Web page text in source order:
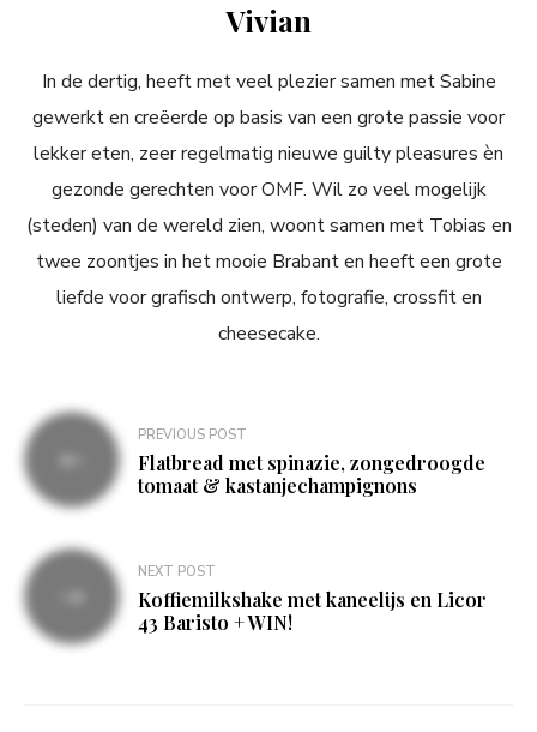
Vivian
In de dertig, heeft met veel plezier samen met Sabine
gewerkt en creëerde op basis van een grote passie voor
lekker eten, zeer regelmatig nieuwe guilty pleasures èn
gezonde gerechten voor OMF. Wil zo veel mogelijk
(steden) van de wereld zien, woont samen met Tobias en
twee zoontjes in het mooie Brabant en heeft een grote
liefde voor grafisch ontwerp, fotografie, crossfit en
cheesecake.
Bericht
navigatie
PREVIOUS POST
Flatbread met spinazie, zongedroogde
tomaat & kastanjechampignons
NEXT POST
Koffiemilkshake met kaneelijs en Licor
43 Baristo + WIN!